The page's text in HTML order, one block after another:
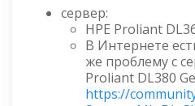
сервер:
HPE Proliant
В Интернете
же проблему с
Proliant DL380
https://